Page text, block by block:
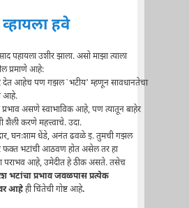
हवे
पहायला उशीर झाला. असो माझा त्याला
प्रमाणे आहे:
देत आहेच पण गझल `भटीय' म्हणून सावधानतेचा
आहे.
असणे स्वाभाविक आहे, पण त्यातून बाहेर
शैली करणे महत्त्वाचे. उदा.
घनःशाम धेंडे, अनंत ढवळे इ. तुमची गझल
फक्त भटांची आठवण होत असेल तर हा
पराभव आहे, उमेदीत हे ठीक असते. तसेच
भटांचा प्रभाव जवळपास प्रत्येक
आहेही चिंतेची गोष्ट आहे.